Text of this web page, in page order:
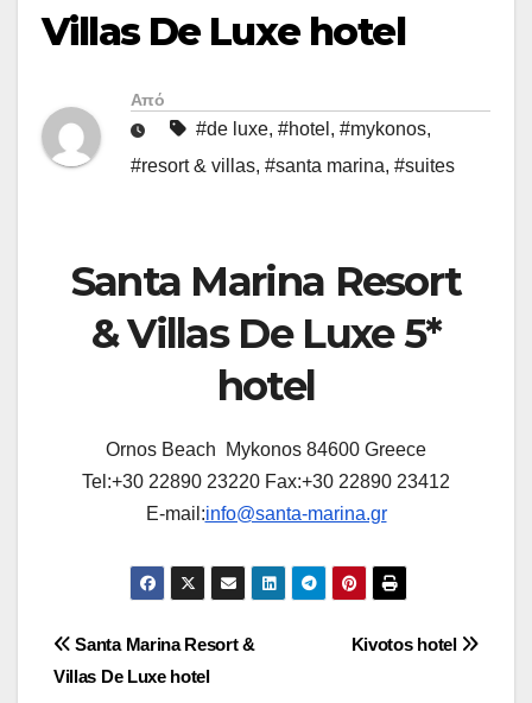
Villas De Luxe hotel
Από
#de luxe, #hotel , #mykonos,
#resort & villas, #santa marina, #suites
Santa Marina Resort
& Villas De Luxe 5*
hotel
Ornos Beach Mykonos 84600 Greece
Tel:+30 22890 23220 Fax:+30 22890 23412
E-mail:info@santa-marina.gr
Πλοήγηση
Kivotos hotel
Santa Marina Resort &
Villas De Luxe hotel